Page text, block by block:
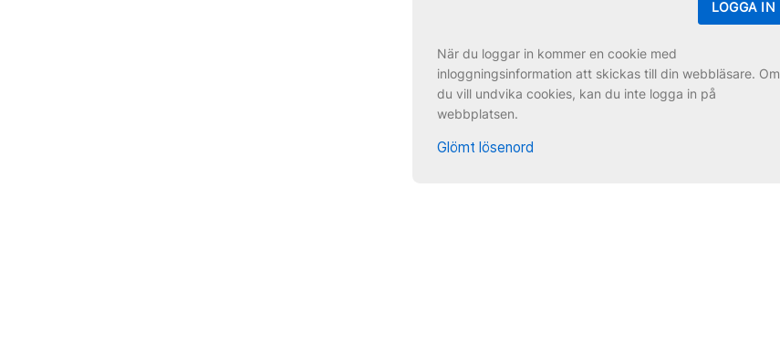
LOGGA IN
När du loggar in kommer en cookie med
inloggningsinformation att skickas till din webbläsare. Om
du vill undvika cookies, kan du inte logga in på
webbplatsen.
Glömt lösenord